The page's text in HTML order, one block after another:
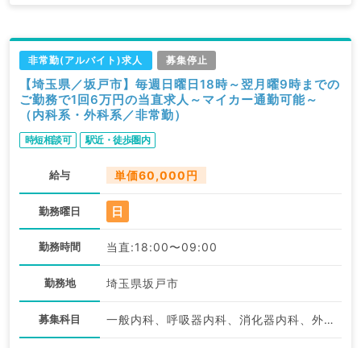
非常勤(アルバイト)求人 募集停止
【埼玉県／坂戸市】毎週日曜日18時～翌月曜9時までの
ご勤務で1回6万円の当直求人～マイカー通勤可能～
（内科系・外科系／非常勤）
時短相談可 駅近・徒歩圏内
給与 単価60,000円
勤務曜日 日
勤務時間 当直:18:00〜09:00
勤務地 埼玉県坂戸市
募集科目 一般内科、呼吸器内科、消化器内科、外科系全般、一般外科、消化器外科